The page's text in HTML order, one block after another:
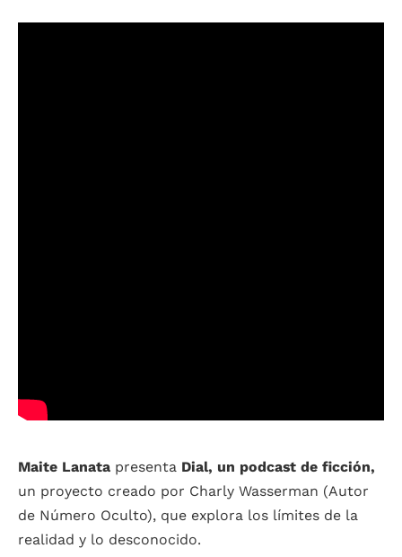
Maite Lanata presenta Dial, un podcast de ficción,
un proyecto creado por Charly Wasserman (Autor
de Número Oculto), que explora los límites de la
realidad y lo desconocido.